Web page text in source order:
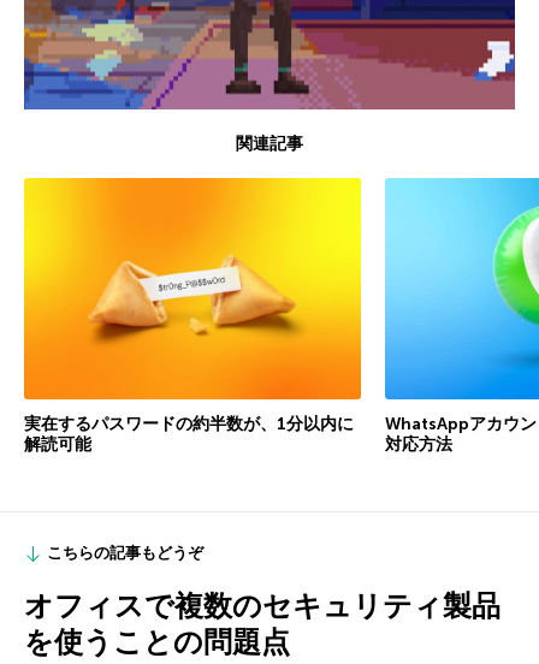
関連記事
実在するパスワードの約半数が、1分以内に
解読可能
WhatsAppアカウ
対応方法
こちらの記事もどうぞ
オフィスで複数のセキュリティ製品
を使うことの問題点